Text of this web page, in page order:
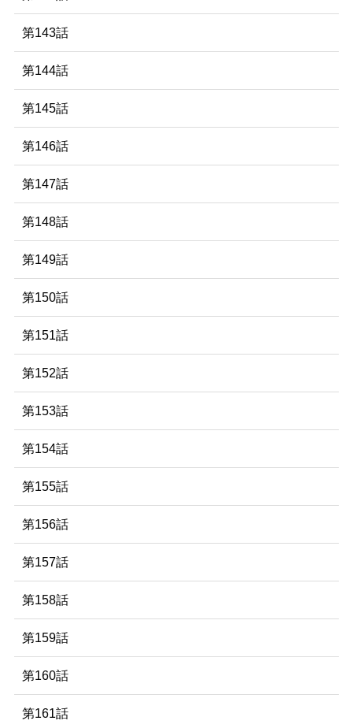
第143話
第144話
第145話
第146話
第147話
第148話
第149話
第150話
第151話
第152話
第153話
第154話
第155話
第156話
第157話
第158話
第159話
第160話
第161話